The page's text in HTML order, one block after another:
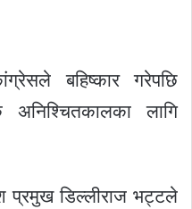
बहिष्कार गरेपछि
लागि
डिल्लीराज भट्टले